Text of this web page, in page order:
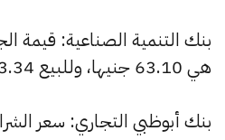
بنك التنمية الصناعية: قيمة
هي 63.10 جنيها، وللبيع 63.34 جنيها.
بنك أبوظبي التجاري: سعر